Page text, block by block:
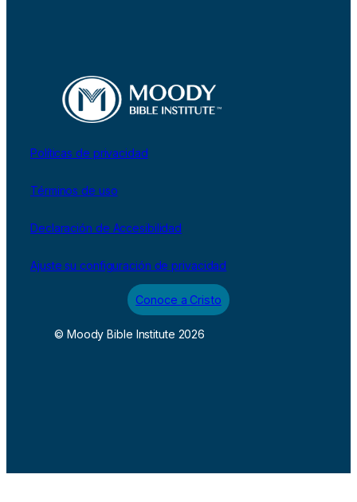
Políticas de privacidad
Términos de uso
Declaración de Accesibilidad
Ajuste su configuración de privacidad
Conoce a Cristo
© Moody Bible Institute 2026